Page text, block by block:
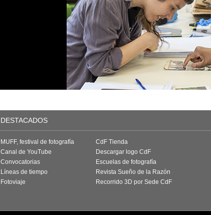
DESTACADOS
MUFF, festival de fotografía
Canal de YouTube
Convocatorias
Líneas de tiempo
Fotoviaje
CdF Tienda
Descargar logo CdF
Escuelas de fotografía
Revista Sueño de la Razón
Recorrido 3D por Sede CdF